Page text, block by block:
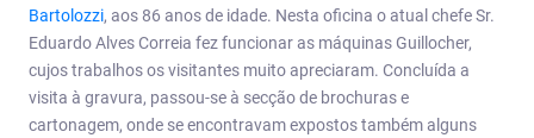
Bartolozzi, aos 86 anos de idade. Nesta oficina o atual chefe Sr.
Eduardo Alves Correia fez funcionar as máquinas Guillocher,
cujos trabalhos os visitantes muito apreciaram. Concluída a
visita à gravura, passou-se à secção de brochuras e
cartonagem, onde se encontravam expostos também alguns